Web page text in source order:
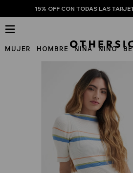
15% OFF CON TODAS LAS
MUJER HOMBRE NIÑA NIÑO
